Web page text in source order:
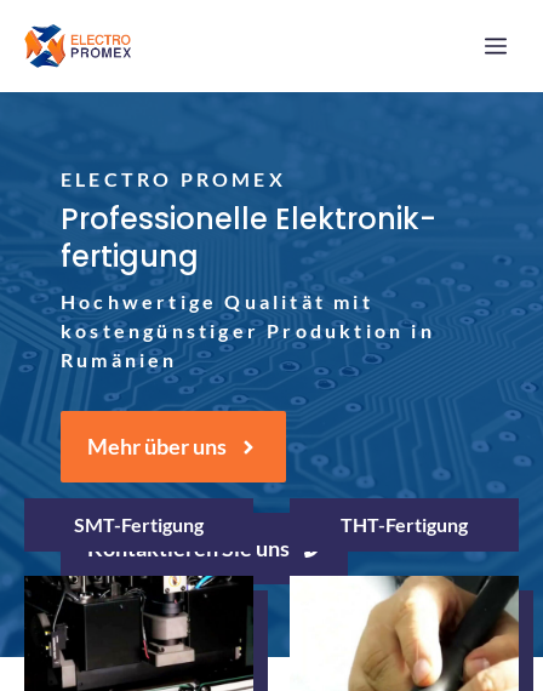
Inhalt
ELECTRO PROMEX
Professionelle Elektronik­
fertigung
Hochwertige Qualität mit
kostengünstiger Produktion in
Rumänien
Mehr über uns
Kontaktieren Sie uns
SMT-Fertigung THT-Fertigung